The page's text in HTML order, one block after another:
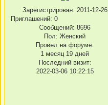
Зарегистрирован: 2011-12-26
Приглашений: 0
Сообщений: 8696
Пол: Женский
Провел на форуме:
1 месяц 19 дней
Последний визит:
2022-03-06 10:22:15